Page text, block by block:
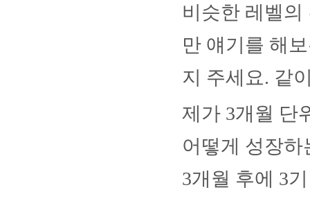
비슷한 레벨
만 얘기를 해
지 주세요. 같
제가 3개월 단
어떻게 성장
3개월 후에 3